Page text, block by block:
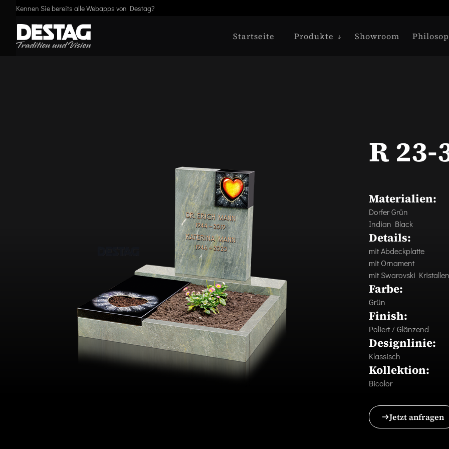
Kennen Sie bereits alle Webapps von Destag?
Startseite Produkte Showroom
R 23-
Materialien:
Dorfer Grün
Indian Black
Details:
mit Abdeckplatte
mit Ornament
mit Swarovski Kristallen
Farbe:
Grün
Finish:
Poliert / Glänzend
Designlinie:
Klassisch
Kollektion:
Bicolor
Jetzt anfragen